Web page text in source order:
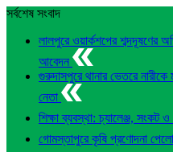
সর্বশেষ সংবাদ
লালপুরে ওয়ার্কশপের শব্দদূষণের
আবেদন
গুরুদাসপুরে থানার ভেতরে
নেতা
শিক্ষা ব্যবস্থা: চ্যালেঞ্জ, সংকট ও
গোমস্তাপুরে কৃষি প্রণোদনা